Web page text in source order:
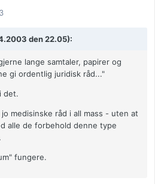
den 22.05):
lange samtaler, papirer og
gi ordentlig juridisk råd..."
det.
medisinske råd i all mass - uten at
alle de forbehold denne type
fungere.